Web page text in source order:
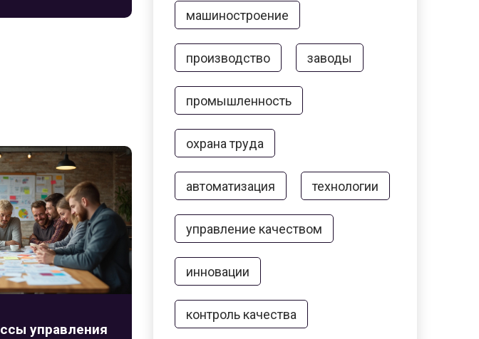
управления
машиностроение
производство заводы
промышленность
охрана труда
автоматизация технологии
управление качеством
инновации
контроль качества